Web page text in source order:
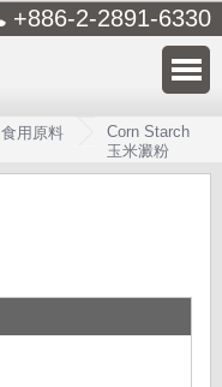
+886-2-2891-6330
食用原料
Corn Starch
玉米澱粉